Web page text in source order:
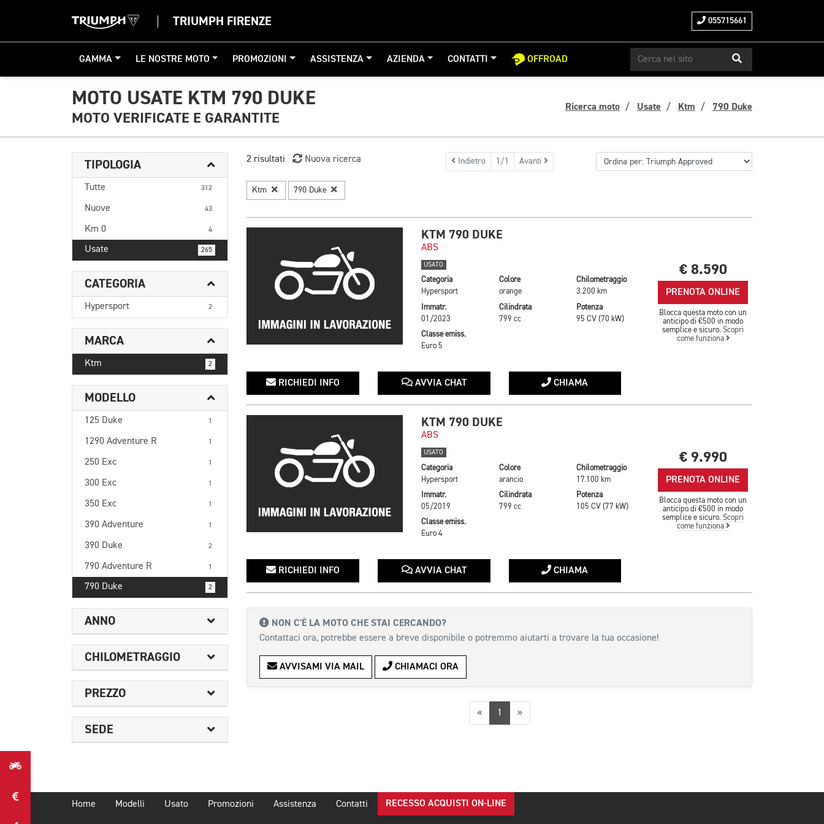
TRIUMPH FIRENZE 055715661
GAMMA LE NOSTRE MOTO PROMOZIONI ASSISTENZA AZIENDA CONTATTI OFFROAD
MOTO USATE KTM 790 DUKE
MOTO VERIFICATE E GARANTITE
Ricerca moto Usate Ktm 790 Duke
TIPOLOGIA
Tutte 312
Nuove 43
Km 0 4
Usate 265
CATEGORIA
Hypersport 2
MARCA
Ktm 2
MODELLO
125 Duke 1
1290 Adventure R 1
250 Exc 1
300 Exc 1
350 Exc 1
390 Adventure 1
390 Duke 2
790 Adventure R 1
790 Duke 2
ANNO
CHILOMETRAGGIO
PREZZO
SEDE
2 risultati Nuova ricerca Indietro 1/1 Avanti
Ktm 790 Duke
KTM 790 DUKE
ABS
USATO
Categoria
Hypersport
Colore
orange
Chilometraggio
3.200 km
Immatr.
01/2023
Cilindrata
799 cc
Potenza
95 CV (70 kW)
Classe emiss.
Euro 5
€ 8.590
PRENOTA ONLINE
Blocca questa moto con un
anticipo di €500 in modo
semplice e sicuro.Scopri
come funziona
RICHIEDI INFO AVVIA CHAT CHIAMA
KTM 790 DUKE
ABS
USATO
Categoria
Hypersport
Colore
arancio
Chilometraggio
17.100 km
Immatr.
05/2019
Cilindrata
799 cc
Potenza
105 CV (77 kW)
Classe emiss.
Euro 4
€ 9.990
PRENOTA ONLINE
Blocca questa moto con un
anticipo di €500 in modo
semplice e sicuro.Scopri
come funziona
RICHIEDI INFO AVVIA CHAT CHIAMA
NON C'È LA MOTO CHE STAI CERCANDO?
Contattaci ora, potrebbe essere a breve disponibile o potremmo aiutarti a trovare la tua occasione!
AVVISAMI VIA MAIL CHIAMACI ORA
«Precedente
1 »Successiva
Home Modelli Usato Promozioni Assistenza Contatti RECESSO ACQUISTI ON-LINE